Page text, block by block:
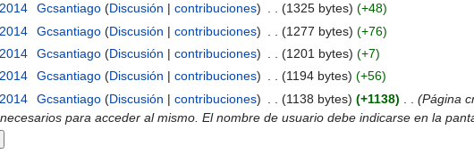
Gcsantiago (Discusión | contribuciones) . . (1325 bytes) (+48)
Gcsantiago (Discusión | contribuciones) (1277 bytes) (+76)
Gcsantiago (Discusión | contribuciones) (1201 bytes) (+7)
Gcsantiago (Discusión | contribuciones) . . (1194 bytes) (+56)
Gcsantiago (Discusión | contribuciones) (1138 bytes) (+1138) (Página
para acceder al mismo. El nombre de usuario debe indicarse en la